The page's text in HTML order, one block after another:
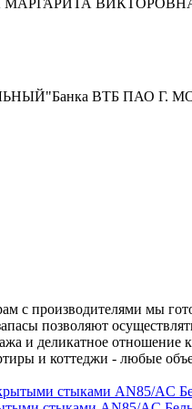
ВТБ ПАО Г.
с производителями мы
позволяют
и деликатное отношение
и коттеджи - любые